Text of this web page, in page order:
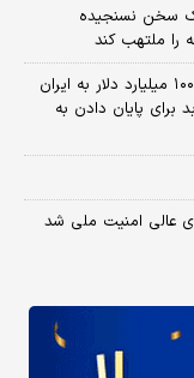
سخن نسنجیده
را ملتهب کند
توافق پیشنهادی برای بازگشایی تنگه هرمز سالانه ۱۰۰ میلیارد دلار به ایران
برای پایان دادن به
عالی امنیت ملی شد